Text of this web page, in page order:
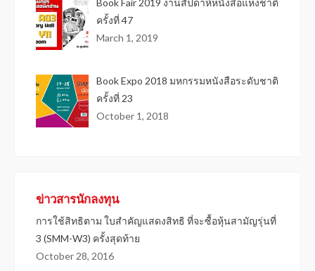
Book Fair 2019 งานสัปดาห์หนังสือแห่งชาติ
ครั้งที่ 47
March 1, 2019
Book Expo 2018 มหกรรมหนังสือระดับชาติ
ครั้งที่ 23
October 1, 2018
ข่าวสารนักลงทุน
การใช้สิทธิตาม ใบสำคัญแสดงสิทธิ ที่จะซื้อหุ้นสามัญรุ่นที่
3 (SMM-W3) ครั้งสุดท้าย
October 28, 2016